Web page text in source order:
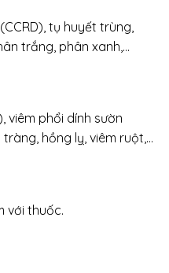
tụ huyết trùng,
trắng, phân xanh,…
viêm phổi dính sườn
hồng lỵ, viêm ruột,…
với thuốc.